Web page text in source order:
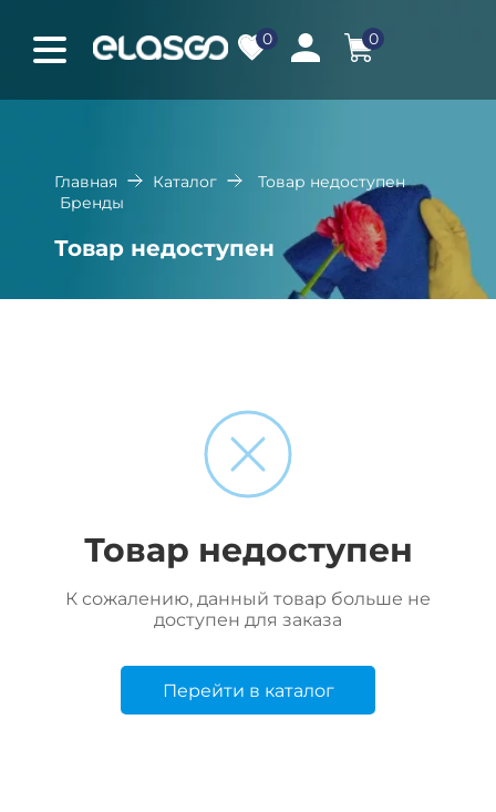
0 0
Главная Каталог
Товар недоступен
Бренды
Товар недоступен
Товар недоступен
К сожалению, данный товар больше не
доступен для заказа
Перейти в каталог